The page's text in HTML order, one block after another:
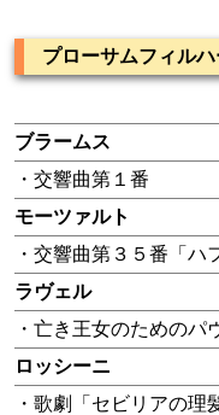
プローサムフィル
ブラームス
・交響曲第１番
モーツァルト
・交響曲第３５番「ハ
ラヴェル
・亡き王女のためのパ
ロッシーニ
・歌劇「セビリアの理